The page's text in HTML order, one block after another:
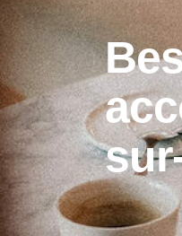
Be
acc
sur